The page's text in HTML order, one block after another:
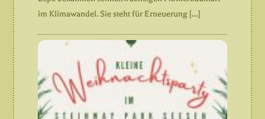
im Klimawandel. Sie steht für Erneuerung […]